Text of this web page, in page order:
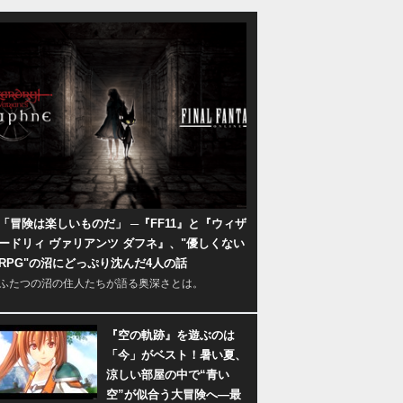
冒険は楽しいものだ」 ─『FF11』と『ウィザ
ドリィ ヴァリアンツ ダフネ』、"優しくない
の沼にどっぷり沈んだ4人の話
たつの沼の住人たちが語る奥深さとは。
『空の軌跡』を遊ぶのは
「今」がベスト！暑い夏、
涼しい部屋の中で“青い
空”が似合う大冒険へ―最